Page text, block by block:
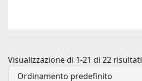
Visualizzazione di 1-21 di 22 risultati